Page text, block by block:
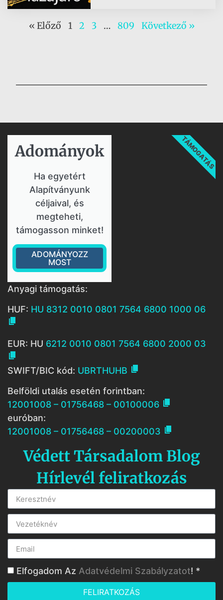
« Előző 1 2 3 … 809 Következő »
Adományok​
Ha egyetért
Alapítványunk
céljaival, és
megteheti,
támogasson minket!
ADOMÁNYOZZ
MOST
TÁMOGATÁS
Anyagi támogatás:
HUF: HU 8312 0010 0801 7564 6800 1000 06

EUR: HU 6212 0010 0801 7564 6800 2000 03

SWIFT/BIC kód: UBRTHUHB 
Belföldi utalás esetén forintban:
12001008 – 01756468 – 00100006 
euróban:
12001008 – 01756468 – 00200003 
Védett Társadalom Blog
Hírlevél feliratkozás
Elfogadom Az Adatvédelmi Szabályzatot! *
FELIRATKOZÁS